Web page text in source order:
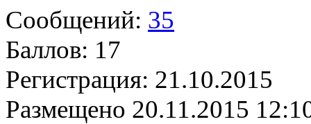
Сообщений: 35
Баллов: 17
Регистрация: 21.10.2015
Размещено 20.11.2015